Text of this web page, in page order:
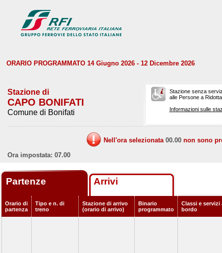
ORARIO PROGRAMMATO 14 Giugno 2026 - 12 Dicembre 2026
Stazione di
CAPO BONIFATI
Comune di Bonifati
Stazione senza
alle Persone a
Informazioni sulle
Nell'ora selezionata 00.00 non sono
Ora impostata: 07.00
Partenze Arrivi
Orario di
partenza
Tipo e n. di
treno
Stazione di arrivo
(orario di arrivo)
Binario
programmato
Classi e servizi
bordo